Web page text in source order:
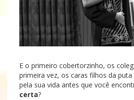
E o primeiro cobertorzinho, os
primeira vez, os caras filhos da
pela sua vida antes que você
certa?